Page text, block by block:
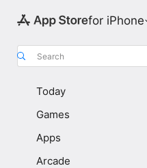
for iPhone
Search
Today
Games
Apps
Arcade